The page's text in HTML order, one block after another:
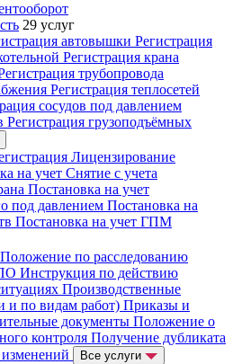
29 услуг
автовышки Регистрация
Регистрация крана
трубопровода
Регистрация теплосетей
сосудов под давлением
Регистрация грузоподъёмных
Лицензирование
на учет Снятие с учета
Постановка на учет
под давлением Постановка на
Постановка на учет ГПМ
Положение по расследованию
Инструкция по действию
Производственные
и по видам работ) Приказы и
документы Положение о
контроля Получение дубликата
Все услуги